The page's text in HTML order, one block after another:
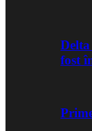
fost